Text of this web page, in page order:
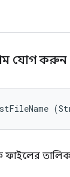
যোগ করুন
ফাইলের